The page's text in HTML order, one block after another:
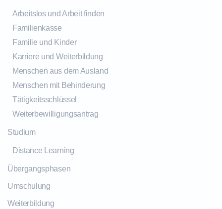
Arbeitslos und Arbeit finden
Familienkasse
Familie und Kinder
Karriere und Weiterbildung
Menschen aus dem Ausland
Menschen mit Behinderung
Tätigkeitsschlüssel
Weiterbewilligungsantrag
Studium
Distance Learning
Übergangsphasen
Umschulung
Weiterbildung